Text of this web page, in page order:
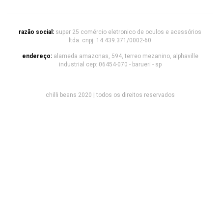
razão social: super 25 comércio eletronico de oculos e acessórios
ltda. cnpj: 14.439.371/0002-60
endereço: alameda amazonas, 594, terreo mezanino, alphaville
industrial cep: 06454-070 - barueri - sp
chilli beans 2020 | todos os direitos reservados